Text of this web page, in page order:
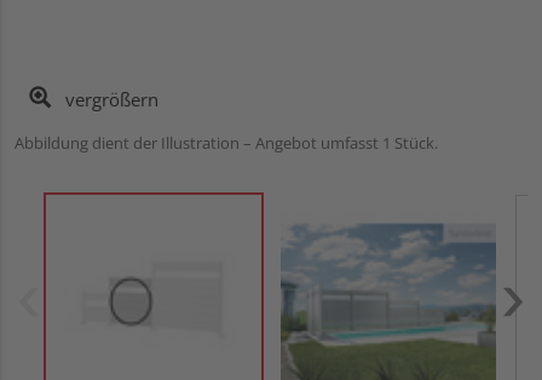
vergrößern
Abbildung dient der Illustration – Angebot umfasst 1 Stück.